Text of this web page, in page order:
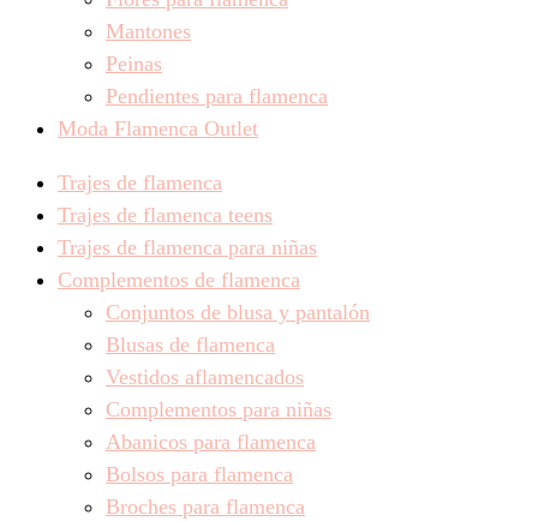
Mantones
Peinas
Pendientes para flamenca
Moda Flamenca Outlet
Trajes de flamenca
Trajes de flamenca teens
Trajes de flamenca para niñas
Complementos de flamenca
Conjuntos de blusa y pantalón
Blusas de flamenca
Vestidos aflamencados
Complementos para niñas
Abanicos para flamenca
Bolsos para flamenca
Broches para flamenca